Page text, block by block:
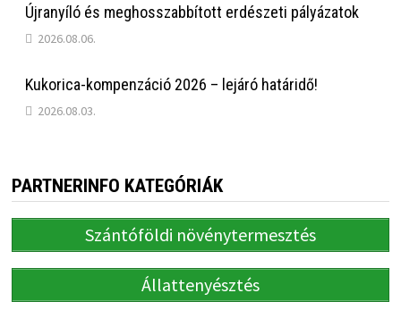
Újranyíló és meghosszabbított erdészeti pályázatok
2026.08.06.
Kukorica-kompenzáció 2026 – lejáró határidő!
2026.08.03.
PARTNERINFO KATEGÓRIÁK
Szántóföldi növénytermesztés
Állattenyésztés